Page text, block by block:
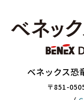
ベネックス恐
〒851-